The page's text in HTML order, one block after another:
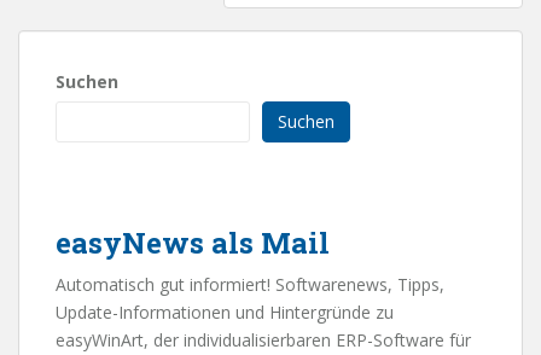
Suchen
Suchen
easyNews als Mail
Automatisch gut informiert! Softwarenews, Tipps,
Update-Informationen und Hintergründe zu
easyWinArt, der individualisierbaren ERP-Software für